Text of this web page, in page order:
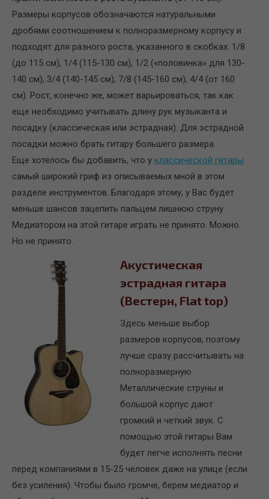
Размеры корпусов обозначаются натуральными
дробями соотношением к полноразмерному корпусу и
подходят для разного роста, указанного в скобках: 1/8
(до 115 см), 1/4 (115-130 см), 1/2 («половинка» для 130-
140 см), 3/4 (140-145 см), 7/8 (145-160 см), 4/4 (от 160
см). Рост, конечно же, может варьироваться, так как
еще необходимо учитывать длину рук музыканта и
посадку (классическая или эстрадная). Для эстрадной
посадки можно брать гитару большего размера.
Еще хотелось бы добавить, что у классической гитары
самый широкий гриф из описываемых мной в этом
разделе инструментов. Благодаря этому, у Вас будет
меньше шансов зацепить пальцем лишнюю струну.
Медиатором на этой гитаре играть не принято. Можно.
Но не принято.
Акустическая
эстрадная гитара
(Вестерн, Flat top)
Здесь меньше выбор
размеров корпусов, поэтому
лучше сразу рассчитывать на
полноразмерную.
Металлические струны и
большой корпус дают
громкий и четкий звук. С
помощью этой гитары Вам
будет легче исполнять песни
перед компаниями в 15-25 человек даже на улице (если
без усиления). Чтобы было громче, берем медиатор и